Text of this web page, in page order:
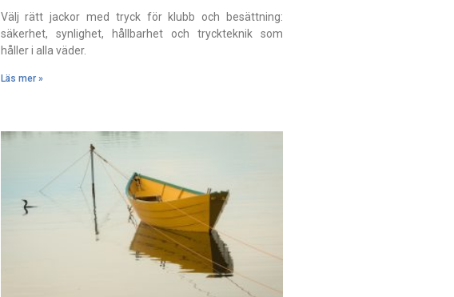
Välj rätt jackor med tryck för klubb och besättning:
säkerhet, synlighet, hållbarhet och tryckteknik som
håller i alla väder.
Läs mer »